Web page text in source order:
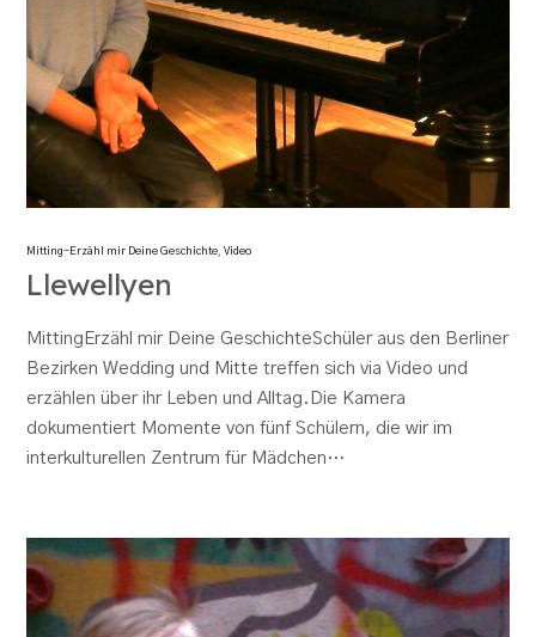
Mitting-Erzähl mir Deine Geschichte,Video
Llewellyen
MittingErzähl mir Deine GeschichteSchüler aus den Berliner
Bezirken Wedding und Mitte treffen sich via Video und
erzählen über ihr Leben und Alltag.Die Kamera
dokumentiert Momente von fünf Schülern, die wir im
interkulturellen Zentrum für Mädchen…